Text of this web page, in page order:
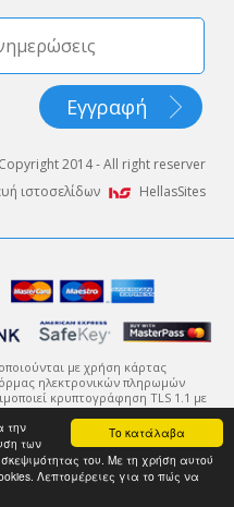
Το κατάλαβα
την
των
του. Με τη χρήση αυτού
Λεπτομέρειες για το πώς να
Copyright 2014 - All right reserver
ιστοσελίδων
HellasSites
με χρήση κάρτας
ηλεκτρονικών πληρωμών
κρυπτογράφηση TLS 1.1 με
(Secure Sockets Layer - SSL).
της πληροφορίας
της, ο οποίος θα μπορέσει
του κατάλληλου κλειδιού.